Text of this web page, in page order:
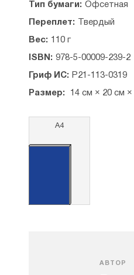
Тип бумаги: Офсетная
Переплет: Твердый
Вес: 110 г
ISBN: 978-5-00009-239-2
Гриф ИС: Р21-113-0319
Размер: 14 см × 20 см ×
А4
АВТОР